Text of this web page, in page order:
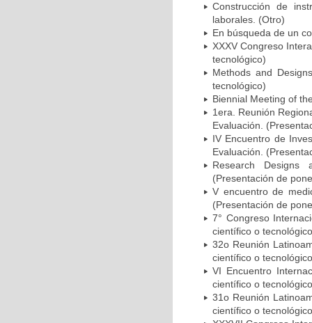
Construcción de
laborales. (Otro)
En búsqueda de un
XXXV Congreso
tecnológico)
Methods and
tecnológico)
Biennial Meeting of
1era. Reunión
Evaluación.
IV Encuentro de
Evaluación.
Research Designs
(Presentación de
V encuentro de
(Presentación de
7° Congreso
científico o
32o Reunión
científico o
VI Encuentro
científico o
31o Reunión
científico o